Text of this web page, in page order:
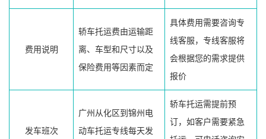
费用说明
轿车托运费由运输距
离、车型和尺寸以及
保险费用等因素而定
具体费用需要咨询专
线客服，专线客服将
会根据您的需求提供
报价
发车班次
广州从化区到锦州电
动车托运专线每天发
轿车托运需提前预
订，如客户需要紧急